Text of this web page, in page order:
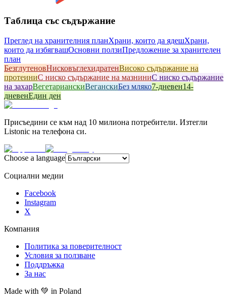
Таблица със съдържание
Преглед на хранителния планХрани, които да ядешХрани,
които да избягвашОсновни ползиПредложение за хранителен
план
БезглутеновHисковъглехидратенВисоко съдържание на
протеиниС ниско съдържание на мазниниС ниско съдържание
на захарВегетарианскиВеганскиБез мляко7-дневен14-
дневенЕдин ден
Присъедини се към над 10 милиона потребители. Изтегли
Listonic на телефона си.
Choose a language
Социални медии
Facebook
Instagram
X
Компания
Политика за поверителност
Условия за ползване
Поддръжка
За нас
Made with 💚 in Poland